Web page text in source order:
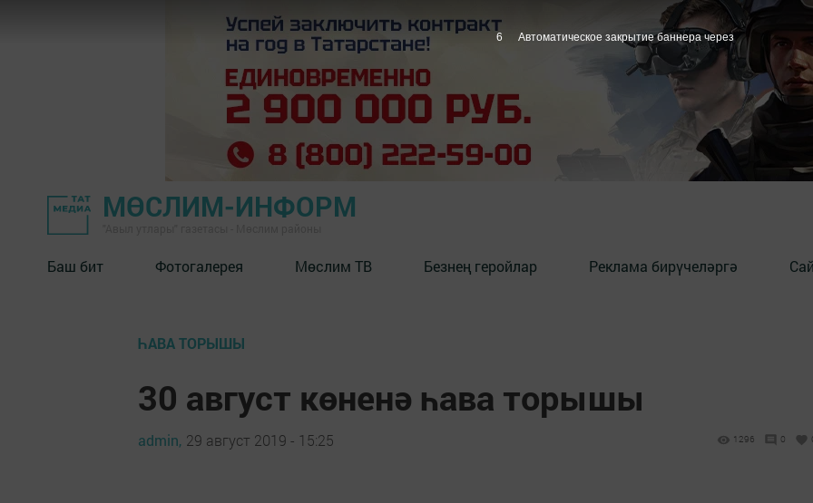
МӨСЛИМ-ИНФОРМ
Баш бит Фотогалерея Мөслим ТВ Безнең геройлар Реклама бирүчеләргә
ҺАВА ТОРЫШЫ
30 август көненә һава торышы
admin, 29 август 2019 - 15:25 1296 0
5 Автоматическое закрытие баннера через